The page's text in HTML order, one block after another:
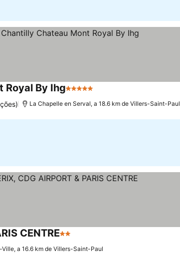
Royal By Ihg5 Estrelas
La Chapelle en Serval, a 18.6 km de Villers-Saint-Paul
CENTRE2 Estrelas
a 16.6 km de Villers-Saint-Paul